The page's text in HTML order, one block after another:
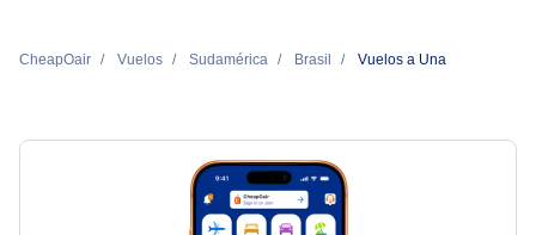
CheapOair Vuelos Sudamérica Brasil Vuelos a Una